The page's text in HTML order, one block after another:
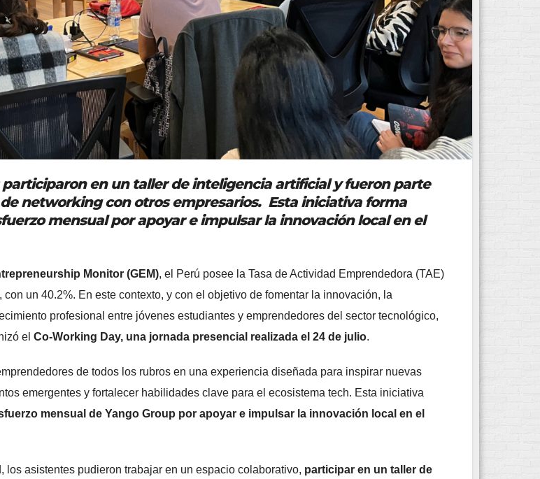
participaron en un taller de inteligencia artificial y fueron parte
networking con otros empresarios. Esta iniciativa forma
mensual por apoyar e impulsar la innovación local en el
Monitor (GEM), el Perú posee la Tasa de Actividad Emprendedora (TAE)
con un 40.2%. En este contexto, y con el objetivo de fomentar la innovación, la
profesional entre jóvenes estudiantes y emprendedores del sector tecnológico,
el Co-Working Day, una jornada presencial realizada el 24 de julio.
de todos los rubros en una experiencia diseñada para inspirar nuevas
emergentes y fortalecer habilidades clave para el ecosistema tech. Esta iniciativa
mensual de Yango Group por apoyar e impulsar la innovación local en el
los asistentes pudieron trabajar en un espacio colaborativo, participar en un taller de